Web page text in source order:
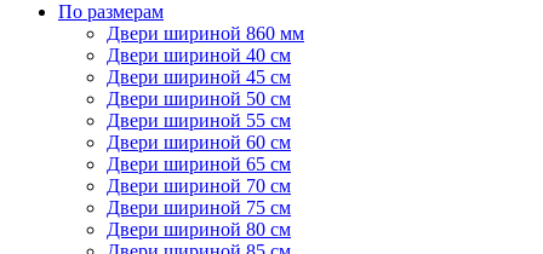
По размерам
Двери шириной 860 мм
Двери шириной 40 см
Двери шириной 45 см
Двери шириной 50 см
Двери шириной 55 см
Двери шириной 60 см
Двери шириной 65 см
Двери шириной 70 см
Двери шириной 75 см
Двери шириной 80 см